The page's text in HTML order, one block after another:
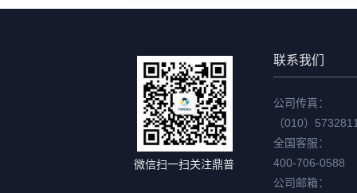
微信扫一扫关注鼎普
联系我们
公司传真：
（010）
全国客服：
400-706-0588
公司邮箱：